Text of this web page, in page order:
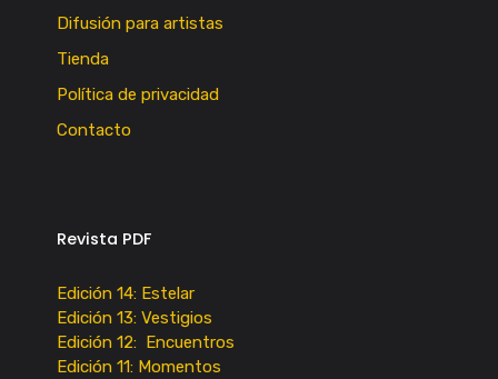
Difusión para artistas
Tienda
Política de privacidad
Contacto
Revista PDF
Edición 14: Estelar
Edición 13: Vestigios
Edición 12: Encuentros
Edición 11: Momentos